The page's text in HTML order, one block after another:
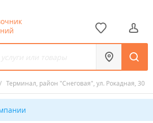
/ Терминал, район "Снеговая", ул. Рокадная, 30